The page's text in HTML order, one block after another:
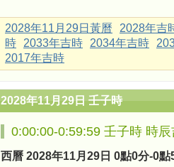
2028年11月29日黃曆 2028年吉
時
2033年吉時 2034年吉時
2017年吉時
2028年11月29日 壬子時
0:00:00-0:59:59 壬子時 時辰
西曆 2028年11月29日 0點0分-0點